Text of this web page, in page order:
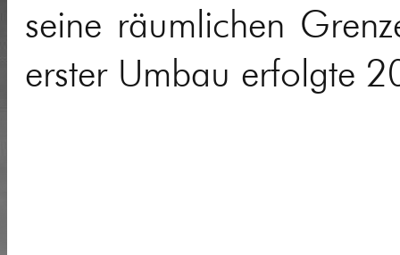
seine räumlichen
erster Umbau erfolgte